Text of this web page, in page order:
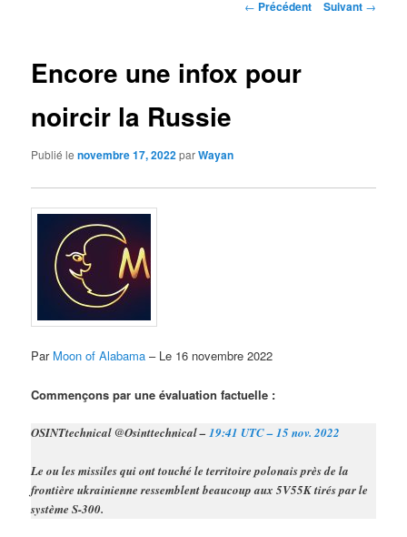
Navigation
← Précédent Suivant →
Encore une infox pour
noircir la Russie
Publié lenovembre 17, 2022parWayan
Par Moon of Alabama – Le 16 novembre 2022
Commençons par une évaluation factuelle :
OSINTtechnical @Osinttechnical –19:41 UTC – 15 nov. 2022
Le ou les missiles qui ont touché le territoire polonais près de la
frontière ukrainienne ressemblent beaucoup aux 5V55K tirés par le
système S-300.